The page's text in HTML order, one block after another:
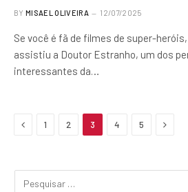
BY MISAEL OLIVEIRA 12/07/2025
Se você é fã de filmes de super-
assistiu a Doutor Estranho, um dos
interessantes da…
Previous
1 2 3 4 5 Next